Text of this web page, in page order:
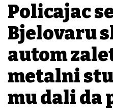
Policajac
Bjelovaru
autom
metalni
mu dali da